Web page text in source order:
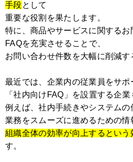
手段として
重要な役割を果たします。
特に、商品やサービスに関するお
FAQを充実させることで、
お問い合わせ件数を大幅に削減す
最近では、企業内の従業員をサポ
「社内向けFAQ」を設置する企業
例えば、社内手続きやシステムの
業務をスムーズに進めるための情
組織全体の効率が向上するという
す。